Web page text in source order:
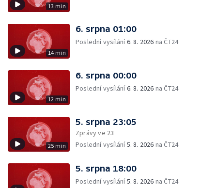
13 min
14 min
6. srpna 01:00
Poslední vysílání6. 8. 2026 na ČT24
12 min
6. srpna 00:00
Poslední vysílání6. 8. 2026 na ČT24
25 min
5. srpna 23:05
Zprávy ve 23
Poslední vysílání5. 8. 2026 na ČT24
5. srpna 18:00
Poslední vysílání5. 8. 2026 na ČT24